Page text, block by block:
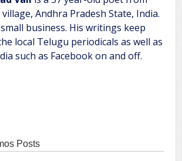
Andhra Pradesh State, India.
business. His writings keep
local Telugu periodicals as well as
such as Facebook on and off.
Posts